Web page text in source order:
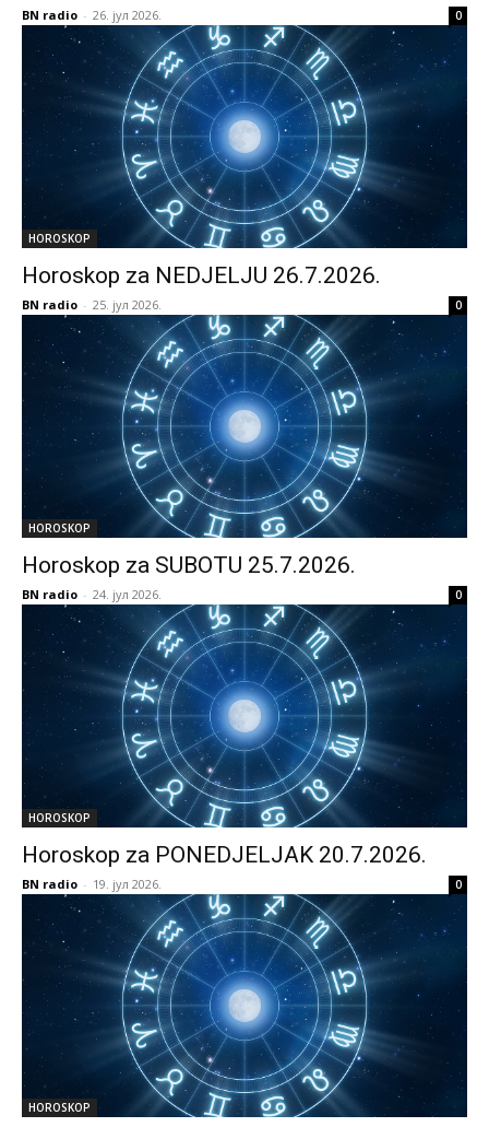
BN radio - 26. јул 2026. 0
HOROSKOP
Horoskop za NEDJELJU 26.7.2026.
BN radio - 25. јул 2026. 0
HOROSKOP
Horoskop za SUBOTU 25.7.2026.
BN radio - 24. јул 2026. 0
HOROSKOP
Horoskop za PONEDJELJAK 20.7.2026.
BN radio - 19. јул 2026. 0
HOROSKOP